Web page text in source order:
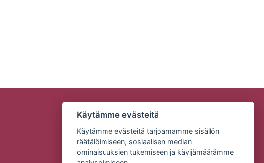
Käytämme evästeitä
Käytämme evästeitä tarjoamamme sisällön
räätälöimiseen, sosiaalisen median
ominaisuuksien tukemiseen ja kävijämäärämme